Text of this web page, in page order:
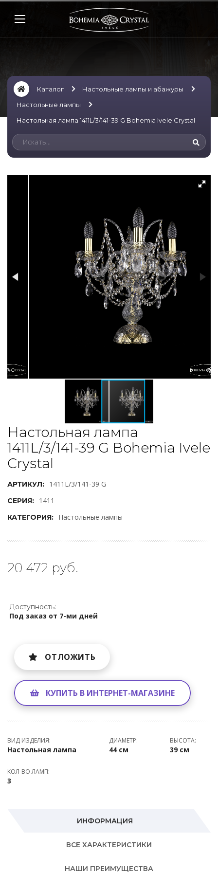
Каталог
Настольные лампы и абажуры
Настольные лампы
Настольная лампа 1411L/3/141-39 G Bohemia Ivele Crystal
Настольная лампа
1411L/3/141-39 G Bohemia Ivele
Crystal
АРТИКУЛ: 1411L/3/141-39 G
СЕРИЯ: 1411
КАТЕГОРИЯ: Настольные лампы
20 472 руб.
Доступность:
Под заказ от 7-ми дней
ОТЛОЖИТЬ
КУПИТЬ В ИНТЕРНЕТ-МАГАЗИНЕ
ВИД ИЗДЕЛИЯ:
Настольная лампа
ДИАМЕТР:
44 см
ВЫСОТА:
39 см
КОЛ-ВО ЛАМП:
3
ИНФОРМАЦИЯ
ВСЕ ХАРАКТЕРИСТИКИ
НАШИ ПРЕИМУЩЕСТВА